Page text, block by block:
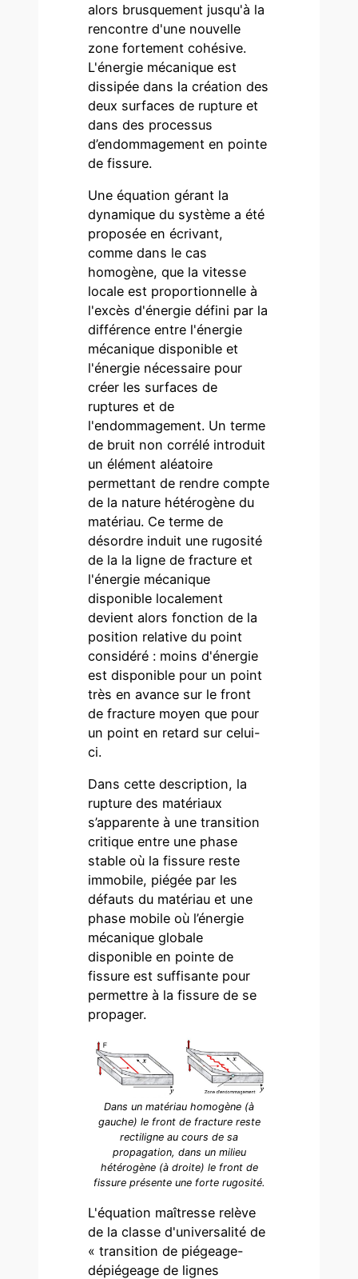
alors brusquement jusqu'à la
rencontre d'une nouvelle
zone fortement cohésive.
L'énergie mécanique est
dissipée dans la création des
deux surfaces de rupture et
dans des processus
d’endommagement en pointe
de fissure.
Une équation gérant la
dynamique du système a été
proposée en écrivant,
comme dans le cas
homogène, que la vitesse
locale est proportionnelle à
l'excès d'énergie défini par la
différence entre l'énergie
mécanique disponible et
l'énergie nécessaire pour
créer les surfaces de
ruptures et de
l'endommagement. Un terme
de bruit non corrélé introduit
un élément aléatoire
permettant de rendre compte
de la nature hétérogène du
matériau. Ce terme de
désordre induit une rugosité
de la la ligne de fracture et
l'énergie mécanique
disponible localement
devient alors fonction de la
position relative du point
considéré : moins d'énergie
est disponible pour un point
très en avance sur le front
de fracture moyen que pour
un point en retard sur celui-
ci.
Dans cette description, la
rupture des matériaux
s’apparente à une transition
critique entre une phase
stable où la fissure reste
immobile, piégée par les
défauts du matériau et une
phase mobile où l’énergie
mécanique globale
disponible en pointe de
fissure est suffisante pour
permettre à la fissure de se
propager.
Dans un matériau homogène (à
gauche) le front de fracture reste
rectiligne au cours de sa
propagation, dans un milieu
hétérogène (à droite) le front de
fissure présente une forte rugosité.
L'équation maîtresse relève
de la classe d'universalité de
« transition de piégeage-
dépiégeage de lignes